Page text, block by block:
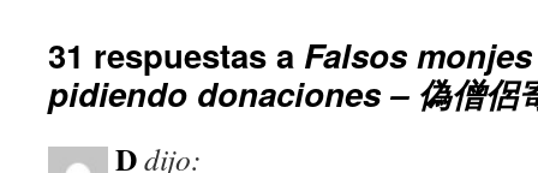
31 respuestas a Falsos
pidiendo donaciones – 偽僧侶
Ddijo: